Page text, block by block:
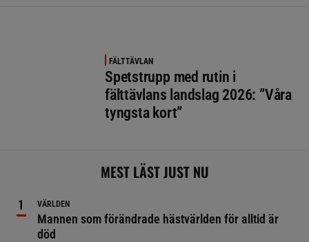
FÄLTTÄVLAN
Spetstrupp med rutin i
fälttävlans landslag 2026: ”Våra
tyngsta kort”
MEST LÄST JUST NU
VÄRLDEN
Mannen som förändrade hästvärlden för alltid är
död